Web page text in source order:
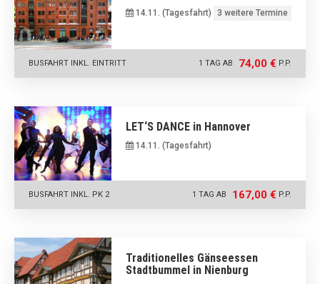
14.11. (Tagesfahrt) 3 weitere Termine
1 TAG AB 74,00 € P.P.
BUSFAHRT INKL. EINTRITT
LET‘S DANCE in Hannover
14.11. (Tagesfahrt)
1 TAG AB 167,00 € P.P.
BUSFAHRT INKL. PK 2
Traditionelles Gänseessen
Stadtbummel in Nienburg